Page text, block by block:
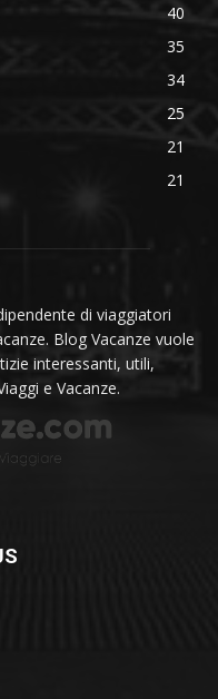
40
35
34
25
21
21
di viaggiatori
Blog Vacanze vuole
interessanti, utili,
e Vacanze.